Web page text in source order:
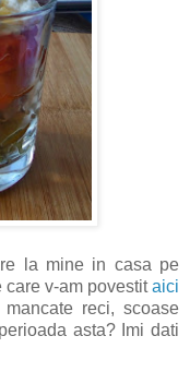
la mine in casa pe
care v-am povestitaici
reci, scoase
asta? Imi dati